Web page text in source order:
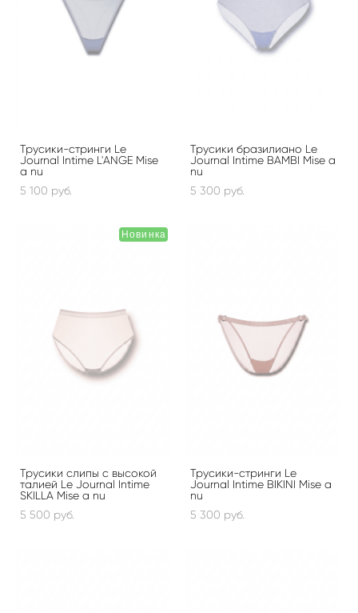
Трусики-стринги Le
Journal Intime L'ANGE Mise
a nu
5 100 pуб.
Трусики бразилиано Le
Journal Intime BAMBI Mise a
nu
5 300 pуб.
Новинка
Трусики слипы с высокой
талией Le Journal Intime
SKILLA Mise a nu
5 500 pуб.
Трусики-стринги Le
Journal Intime BIKINI Mise a
nu
5 300 pуб.